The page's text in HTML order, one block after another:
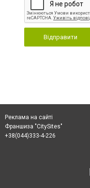
Відправити
Реклама на сайті
Франшиза "CitySites"
+38(044)333-4-226